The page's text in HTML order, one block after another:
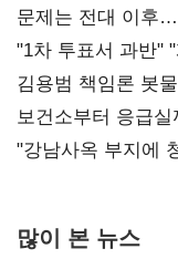
문제는 전대 이후
불복'
"1차 투표서 과반"
김용범 책임론 봇
보건소부터 응급
"강남사옥 부지에
많이 본 뉴스